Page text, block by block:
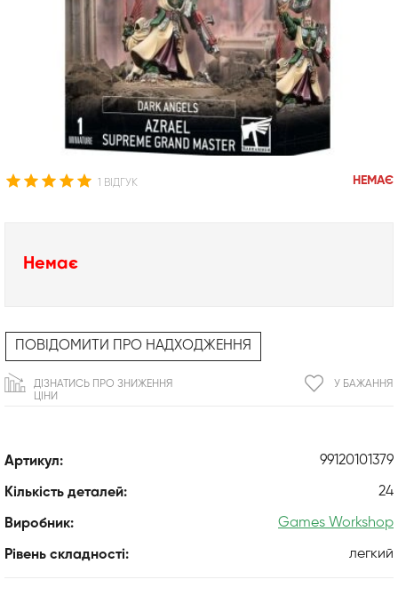
1 ВІДГУК НЕМАЄ
Артикул: 99120101379
Кількість деталей: 24
Виробник: Games Workshop
Рівень складності: легкий
Немає
ПОВІДОМИТИ ПРО НАДХОДЖЕННЯ
У БАЖАННЯ
ДІЗНАТИСЬ ПРО ЗНИЖЕННЯ
ЦІНИ